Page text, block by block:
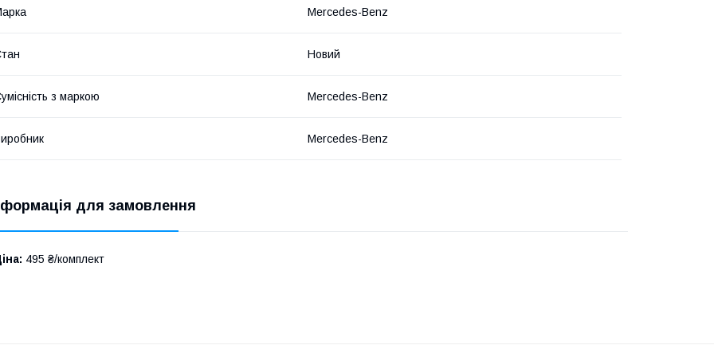
Mercedes-Benz
Новий
з маркою Mercedes-Benz
Mercedes-Benz
для замовлення
495 ₴/комплект